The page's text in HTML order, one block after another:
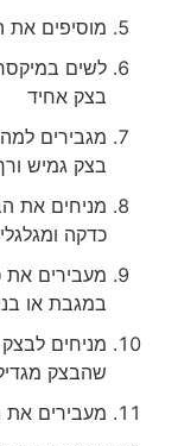
מוסיפים את
בצק אחיד
בצק גמיש ורך
מניחים את
כדקה
מעבירים את
במגבת או
מניחים לבצק
שהבצק מגדיל נפחו 1.5
מעבירים את